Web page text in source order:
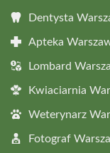
Dentysta
Apteka
Lombard
Kwiaciarnia
Weterynarz
Fotograf